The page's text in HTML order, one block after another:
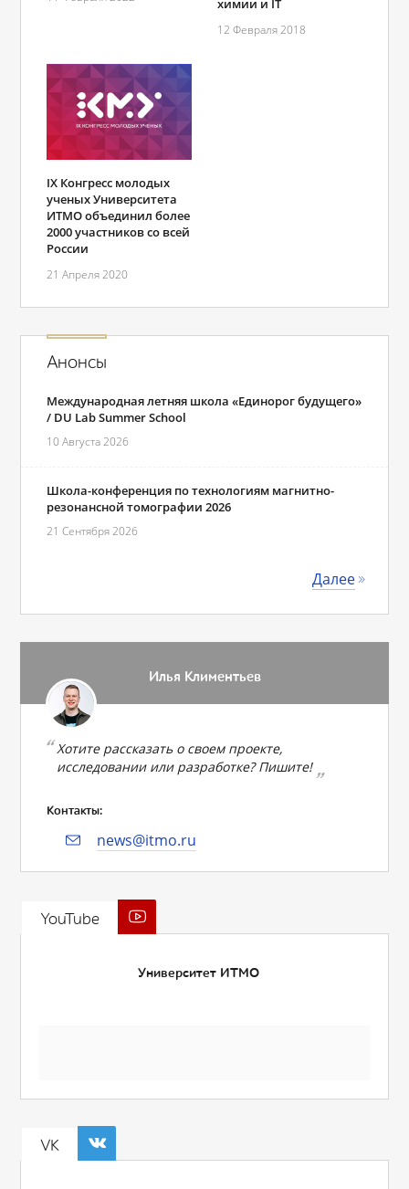
химии и IT
12 Февраля 2018
IX Конгресс молодых
ученых Университета
ИТМО объединил более
2000 участников со всей
России
21 Апреля 2020
Анонсы
Международная летняя школа «Единорог будущего»
/ DU Lab Summer School
10 Августа 2026
Школа-конференция по технологиям магнитно-
резонансной томографии 2026
21 Сентября 2026
Далее
Илья Климентьев
Хотите рассказать о своем проекте,
исследовании или разработке? Пишите!
Контакты:
news@itmo.ru
YouTube
Университет ИТМО
VK